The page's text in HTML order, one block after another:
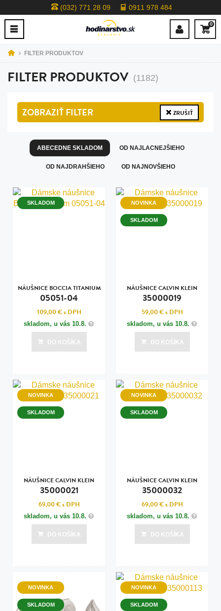
(032) 771 28 09 0911 978 484
0
FILTER PRODUKTOV
FILTER PRODUKTOV (1182)
ZOBRAZIŤFILTER ZRUŠIŤ
ABECEDNE SKLADOM OD NAJLACNEJŠIEHO
OD NAJDRAHŠIEHO OD NAJNOVŠIEHO
SKLADOM
NÁUŠNICE BOCCIA TITANIUM
05051-04
109,00 €s DPH
skladom, u vás 10.8.
DO KOŠÍKA
NOVINKA
SKLADOM
NÁUŠNICE CALVIN KLEIN
35000019
59,00 €s DPH
skladom, u vás 10.8.
DO KOŠÍKA
NOVINKA
SKLADOM
NÁUŠNICE CALVIN KLEIN
35000021
69,00 €s DPH
skladom, u vás 10.8.
DO KOŠÍKA
NOVINKA
SKLADOM
NÁUŠNICE CALVIN KLEIN
35000032
69,00 €s DPH
skladom, u vás 10.8.
DO KOŠÍKA
NOVINKA
SKLADOM
NOVINKA
SKLADOM